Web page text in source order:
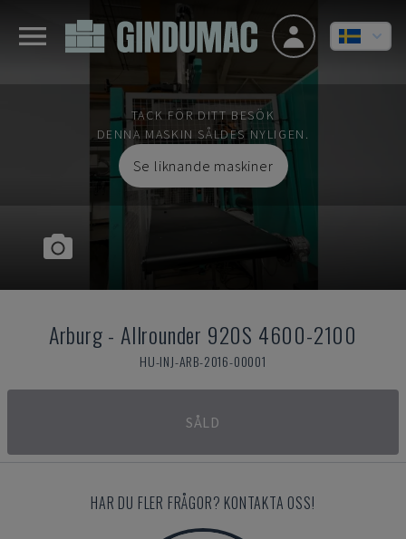
TACK FÖR DITT BESÖK
DENNA MASKIN SÅLDES NYLIGEN.
Se liknande maskiner
Arburg- Allrounder 920S 4600-2100
HU-INJ-ARB-2016-00001
SÅLD
HAR DU FLER FRÅGOR? KONTAKTA OSS!